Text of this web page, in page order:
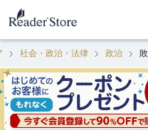
社会・政治・法律 政治